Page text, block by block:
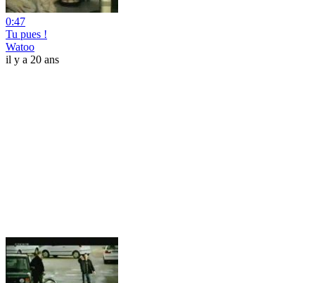
0:47
Tu pues !
Watoo
il y a 20 ans